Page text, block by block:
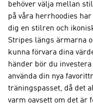
behöver välja mellan
på våra herrhoodies
dig en stilren och
Stripes längs ärmarna
kunna förvara dina
händer bör du
använda din nya
träningspasset, då det
varm oavsett om det är